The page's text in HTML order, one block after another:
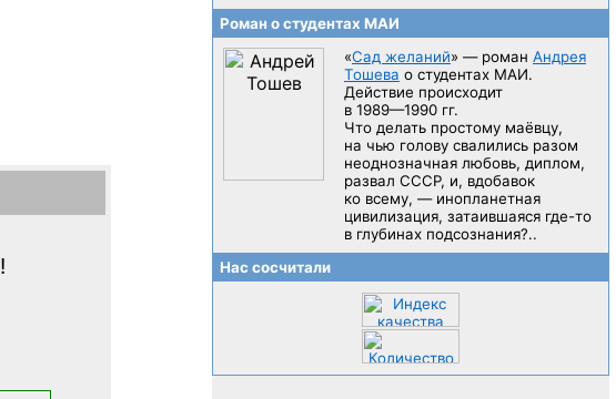
!
Роман о студентах МАИ
«Сад желаний» — роман Андрея
Тошева о студентах МАИ.
Действие происходит
в 1989—1990 гг.
Что делать простому маёвцу,
на чью голову свалились разом
неоднозначная любовь, диплом,
развал CCCP, и, вдобавок
ко всему, — инопланетная
цивилизация, затаившаяся где-то
в глубинах подсознания?..
Нас сосчитали